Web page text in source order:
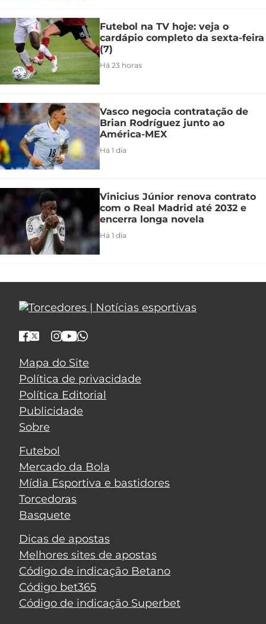
Futebol na TV hoje: veja o
cardápio completo da sexta-feira
(7)
Há 23 horas
Vasco negocia contratação de
Brian Rodríguez junto ao
América-MEX
Há 1 dia
Vinicius Júnior renova contrato
com o Real Madrid até 2032 e
encerra longa novela
Há 1 dia
Mapa do Site
Política de privacidade
Política Editorial
Publicidade
Sobre
Futebol
Mercado da Bola
Mídia Esportiva e bastidores
Torcedoras
Basquete
Dicas de apostas
Melhores sites de apostas
Código de indicação Betano
Código bet365
Código de indicação Superbet